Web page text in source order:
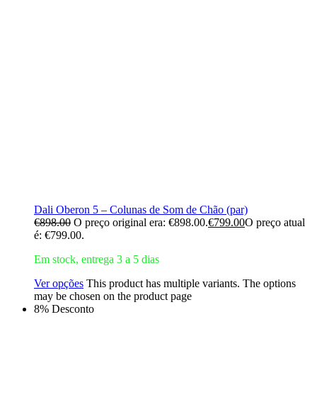
Dali Oberon 5 – Colunas de Som de Chão (par)
€898.00 O preço original era: €898.00.€799.00O preço atual
é: €799.00.
Em stock, entrega 3 a 5 dias
Ver opções This product has multiple variants. The options
may be chosen on the product page
8% Desconto